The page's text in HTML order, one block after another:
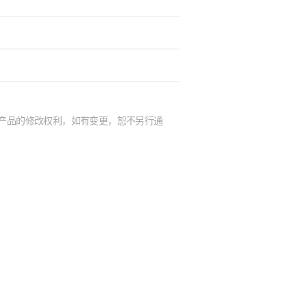
品的修改权利，如有变更，恕不另行通